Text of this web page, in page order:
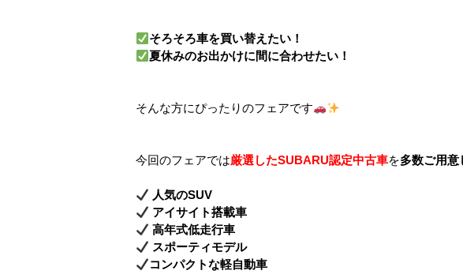
そろそろ車を買い替えたい！
夏休みのお出かけに間に合わせたい！
そんな方にぴったりのフェアです
今回のフェアでは厳選したSUBARU認定中古車を多数ご用意
人気のSUV
アイサイト搭載車
高年式低走行車
スポーティモデル
コンパクトな軽自動車